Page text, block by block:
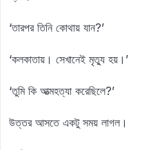
‘তারপর তিনি কোথায় যান?’
‘কলকাতায়। সেখানেই মৃত্যু হয়।’
‘তুমি কি আত্মহত্যা করেছিলে?’
উত্তর আসতে একটু সময় লাগল।